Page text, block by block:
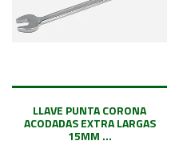
LLAVE PUNTA CORONA
ACODADAS EXTRA LARGAS
15MM ...